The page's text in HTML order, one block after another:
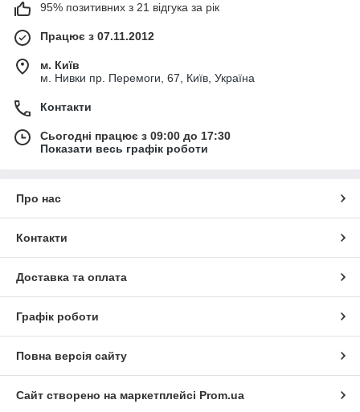
95% позитивних з 21 відгука за рік
Працює з 07.11.2012
м. Київ
м. Нивки пр. Перемоги, 67, Київ, Україна
Контакти
Сьогодні працює з 09:00 до 17:30
Показати весь графік роботи
Про нас
Контакти
Доставка та оплата
Графік роботи
Повна версія сайту
Сайт створено на маркетплейсі Prom.ua